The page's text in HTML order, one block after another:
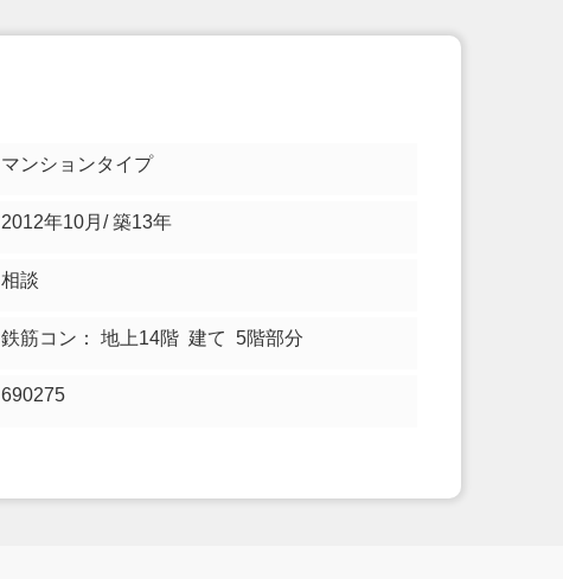
マンションタイプ
2012年10月/ 築13年
相談
鉄筋コン： 地上14階 建て 5階部分
690275